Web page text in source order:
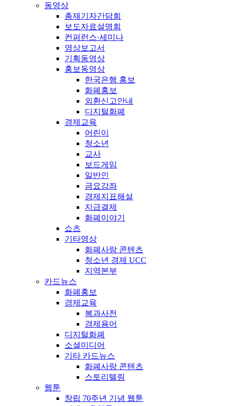
동영상
총재기자간담회
보도자료설명회
컨퍼런스·세미나
영상보고서
기획동영상
홍보동영상
한국은행 홍보
화폐홍보
외환신고안내
디지털화폐
경제교육
어린이
청소년
교사
보드게임
일반인
금요강좌
경제지표해설
지급결제
화폐이야기
쇼츠
기타영상
화폐사랑 콘텐츠
청소년 경제 UCC
지역본부
카드뉴스
화폐홍보
경제교육
복과사전
경제용어
디지털화폐
소셜미디어
기타 카드뉴스
화폐사랑 콘텐츠
스토리텔링
웹툰
창립 70주년 기념 웹툰